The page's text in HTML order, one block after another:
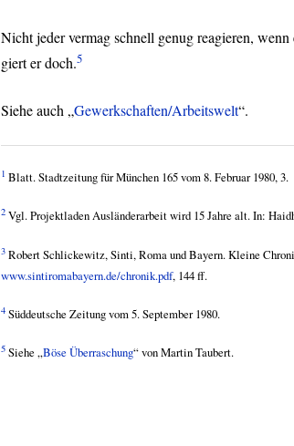
Nicht jeder vermag schnell genug reagieren,
giert er doch.5
Siehe auch „Gewerkschaften/Arbeitswelt“.
1 Blatt. Stadtzeitung für München 165 vom 8. Februar 1980, 3.
2 Vgl. Projektladen Ausländerarbeit wird 15 Jahre alt. In:
3 Robert Schlickewitz, Sinti, Roma und Bayern. Kleine
www.sintiromabayern.de/chronik.pdf, 144 ff.
4 Süddeutsche Zeitung vom 5. September 1980.
5 Siehe „Böse Überraschung“ von Martin Taubert.